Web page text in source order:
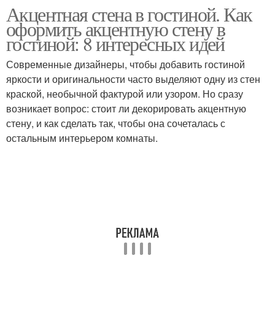
Стен за диваном Акцентные стены
Стены в интерьере Стен в интерьере
Акцентная стена в гостиной. Как
оформить акцентную стену в
гостиной: 8 интересных идей
Современные дизайнеры, чтобы добавить гостиной
яркости и оригинальности часто выделяют одну из стен
краской, необычной фактурой или узором. Но сразу
возникает вопрос: стоит ли декорировать акцентную
стену, и как сделать так, чтобы она сочеталась с
остальным интерьером комнаты.